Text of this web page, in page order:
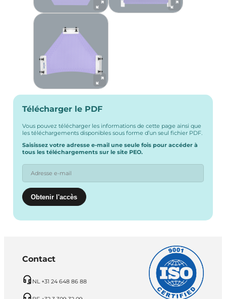
Télécharger le PDF
Vous pouvez télécharger les informations de cette page ainsi que
les téléchargements disponibles sous forme d’un seul fichier PDF.
Saisissez votre adresse e-mail une seule fois pour accéder à
tous les téléchargements sur le site PEO.
Contact
NL +31 24 648 86 88